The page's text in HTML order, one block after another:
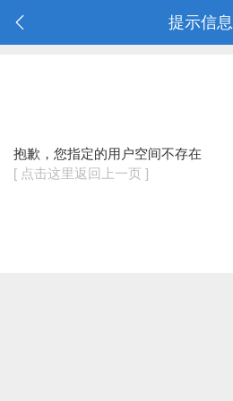
提示信息
抱歉，您指定的用户空间不存在
[ 点击这里返回上一页 ]